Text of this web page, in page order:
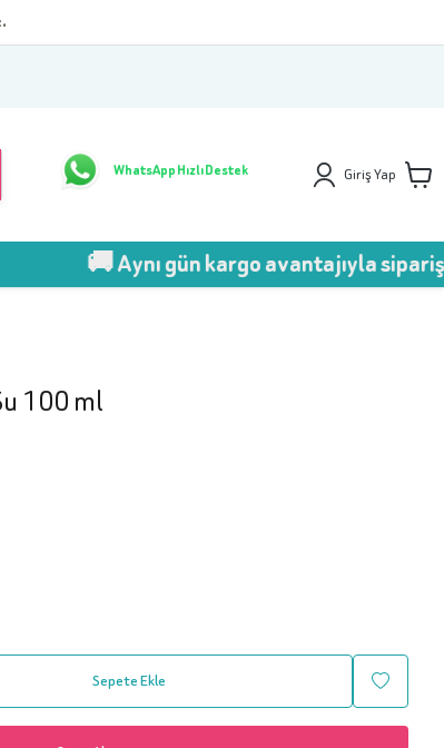
WhatsApp Hızlı Destek Giriş Yap
🚚 Aynı gün kargo avantajıyla sipariş ver!
100 ml
Sepete Ekle